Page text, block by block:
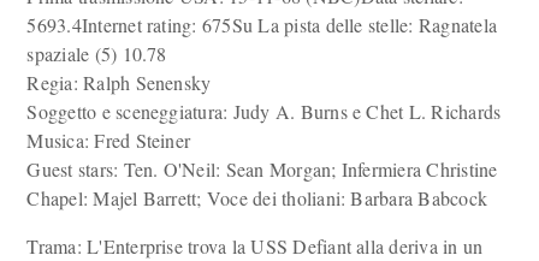
5693.4Internet rating: 675Su La pista delle stelle: Ragnatela
spaziale (5) 10.78
Regia: Ralph Senensky
Soggetto e sceneggiatura: Judy A. Burns e Chet L. Richards
Musica: Fred Steiner
Guest stars: Ten. O'Neil: Sean Morgan; Infermiera Christine
Chapel: Majel Barrett; Voce dei tholiani: Barbara Babcock
Trama: L'Enterprise trova la USS Defiant alla deriva in un